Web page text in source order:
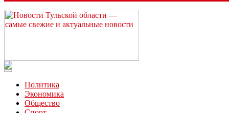
Читайте последние новости дня в Тульской области на сайте
Политика
Экономика
Общество